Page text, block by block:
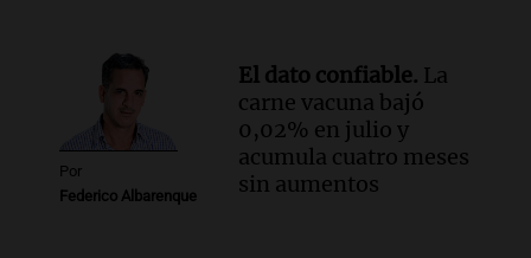
Por
Federico Albarenque
El dato confiable. La
carne vacuna bajó
0,02% en julio y
acumula cuatro meses
sin aumentos